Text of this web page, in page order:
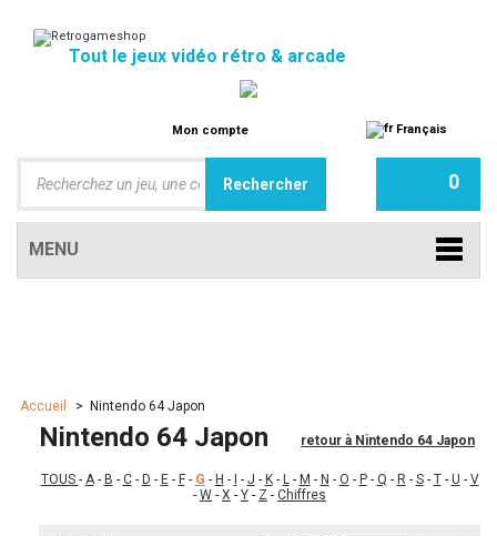
Tout le jeux vidéo rétro & arcade
Mon compte Français
0
MENU
Accueil > Nintendo 64 Japon
retour à Nintendo 64 Japon
Nintendo 64 Japon
TOUS - A- B - C- D - E- F- G - H - - J - K- L- M - N - O - P- Q - R - S- T- U - V
- W - X - Y - Z - Chiffres